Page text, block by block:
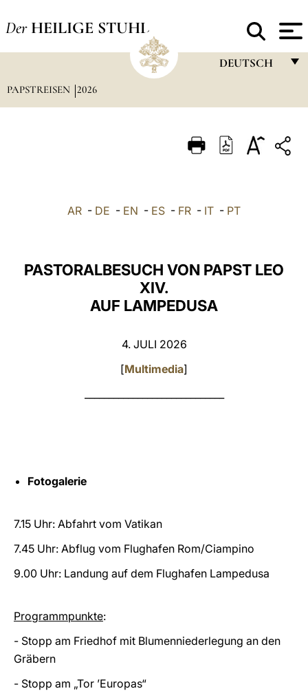
Der HEILIGE STUHL
DEUTSCH
ITALIANO
العربيّة
PAPSTREISEN 2026
AR - DE - EN - ES - FR - IT - PT
PASTORALBESUCH VON PAPST LEO
XIV.
AUF LAMPEDUSA
4. JULI 2026
[Multimedia]
Fotogalerie
7.15 Uhr: Abfahrt vom Vatikan
7.45 Uhr: Abflug vom Flughafen Rom/Ciampino
9.00 Uhr: Landung auf dem Flughafen Lampedusa
Programmpunkte:
- Stopp am Friedhof mit Blumenniederlegung an den
Gräbern
- Stopp am „Tor ’Europas“